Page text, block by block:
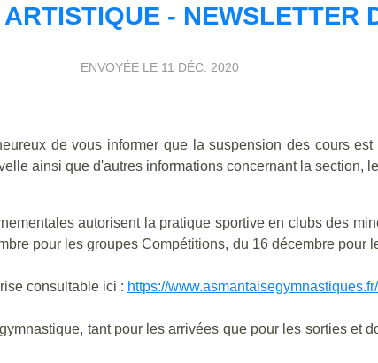
- NEWSLETTER
ENVOYÉE LE 11 DÉC. 2020
de vous informer que la suspension des cours
ainsi que d'autres informations concernant la section,
autorisent la pratique sportive en clubs des
pour les groupes Compétitions, du 16 décembre pour
consultable ici : https://
tant pour les arrivées que pour les sorties et